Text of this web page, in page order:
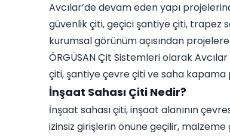
Avcılar’de devam eden yapı
güvenlik çiti, geçici şantiye çiti, trapez
kurumsal görünüm açısından
ÖRGÜSAN Çit Sistemleri olarak
çiti, şantiye çevre çiti ve saha
İnşaat Sahası Çiti Nedir?
İnşaat sahası çiti, inşaat alanının
izinsiz girişlerin önüne geçilir, malzeme